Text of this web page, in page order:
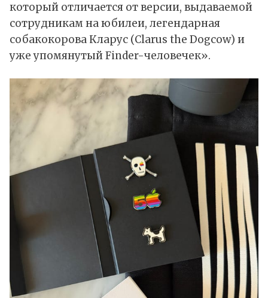
который отличается от версии, выдаваемой
сотрудникам на юбилеи, легендарная
собакокорова Кларус (Clarus the Dogcow) и
уже упомянутый Finder-человечек».